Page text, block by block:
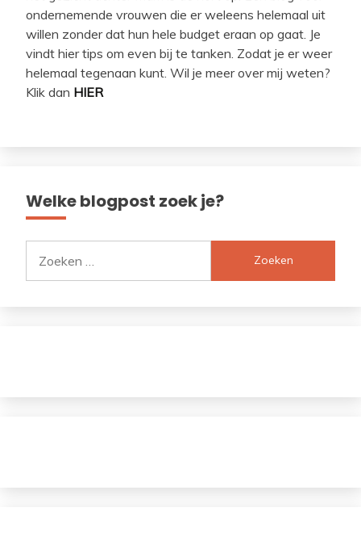
ondernemende vrouwen die er weleens helemaal uit
willen zonder dat hun hele budget eraan op gaat. Je
vindt hier tips om even bij te tanken. Zodat je er weer
helemaal tegenaan kunt. Wil je meer over mij weten?
Klik dan HIER
Welke blogpost zoek je?
naar: